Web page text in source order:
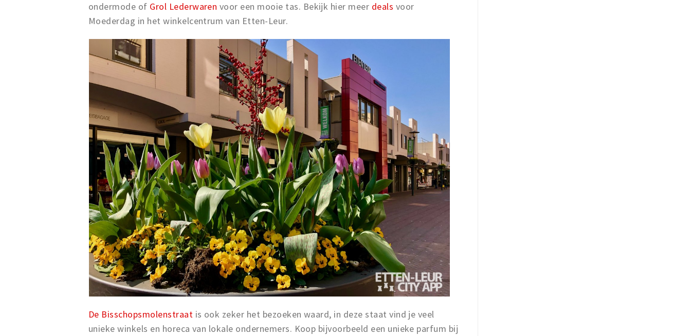
ondermode of Grol Lederwaren voor een mooie tas. Bekijk hier meer deals voor
Moederdag in het winkelcentrum van Etten-Leur.
De Bisschopsmolenstraat is ook zeker het bezoeken waard, in deze staat vind je veel
unieke winkels en horeca van lokale ondernemers. Koop bijvoorbeeld een unieke parfum bij